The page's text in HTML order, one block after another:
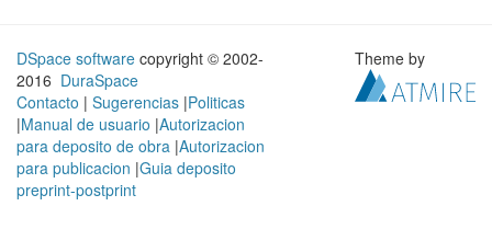
DSpace software copyright © 2002-
2016 DuraSpace
Contacto | Sugerencias |Politicas
|Manual de usuario |Autorizacion
para deposito de obra |Autorizacion
para publicacion |Guia deposito
preprint-postprint
Theme by